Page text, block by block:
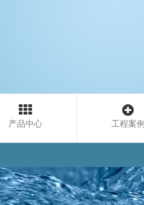
产品中心 工程案例